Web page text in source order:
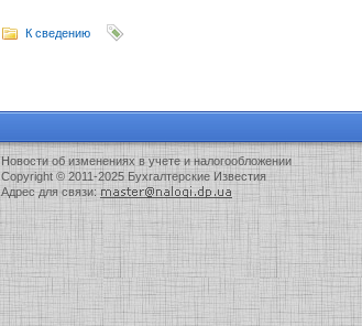
К сведению
Новости об изменениях в учете и налогообложении
Copyright © 2011-2025 Бухгалтерские Известия
Адрес для связи: